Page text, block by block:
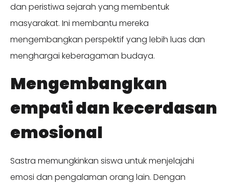
dan peristiwa sejarah yang membentuk
masyarakat. Ini membantu mereka
mengembangkan perspektif yang lebih luas dan
menghargai keberagaman budaya.
Mengembangkan
empati dan kecerdasan
emosional
Sastra memungkinkan siswa untuk menjelajahi
emosi dan pengalaman orang lain. Dengan